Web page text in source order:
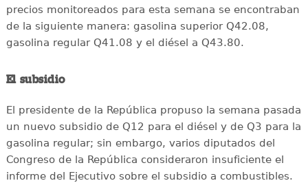
precios monitoreados para esta semana se encontraban
de la siguiente manera: gasolina superior Q42.08,
gasolina regular Q41.08 y el diésel a Q43.80.
El subsidio
El presidente de la República propuso la semana pasada
un nuevo subsidio de Q12 para el diésel y de Q3 para la
gasolina regular; sin embargo, varios diputados del
Congreso de la República consideraron insuficiente el
informe del Ejecutivo sobre el subsidio a combustibles.